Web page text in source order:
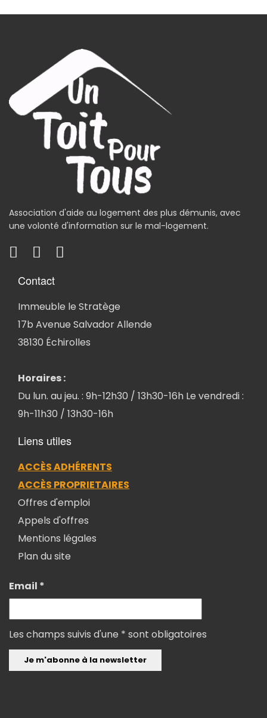
Association d'aide au logement des plus démunis, avec
une volonté d'information sur le mal-logement.
Contact
Immeuble le Stratège
17b Avenue Salvador Allende
38130 Échirolles
Horaires :
Du lun. au jeu. : 9h-12h30 / 13h30-16h Le vendredi :
9h-11h30 / 13h30-16h
Liens utiles
ACCÈS ADHÉRENTS
ACCÈS PROPRIETAIRES
Offres d'emploi
Appels d'offres
Mentions légales
Plan du site
Email *
Les champs suivis d'une * sont obligatoires